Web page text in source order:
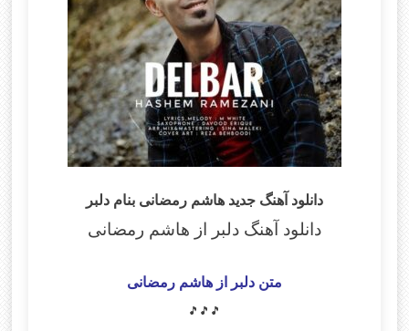
دانلود آهنگ جدید هاشم رمضانی بنام دلبر
دانلود آهنگ دلبر از هاشم رمضانی
متن دلبر از هاشم رمضانی
🎵🎵🎵